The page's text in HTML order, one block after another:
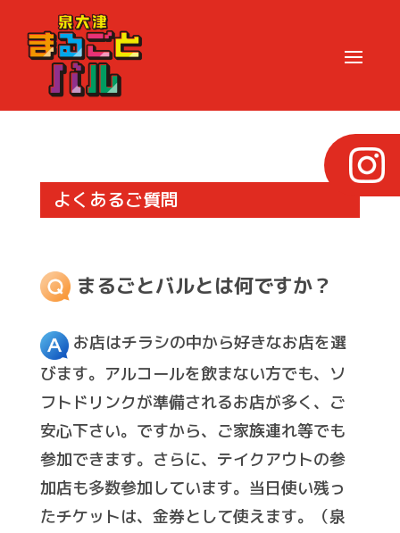
よくあるご質問
まるごとバルとは何ですか？
お店はチラシの中から好きなお店を選
びます。アルコールを飲まない方でも、ソ
フトドリンクが準備されるお店が多く、ご
安心下さい。ですから、ご家族連れ等でも
参加できます。さらに、テイクアウトの参
加店も多数参加しています。当日使い残っ
たチケットは、金券として使えます。（泉